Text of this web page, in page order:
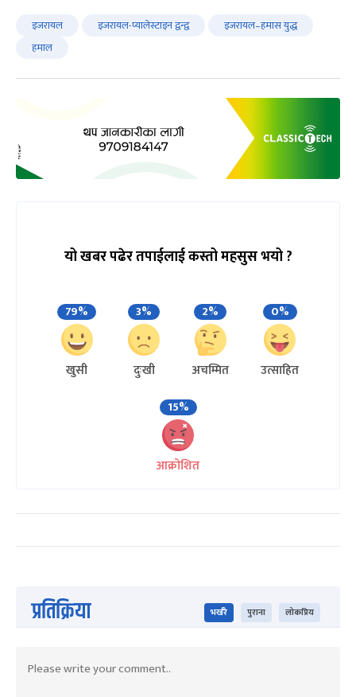
इजरायल इजरायल-प्यालेस्टाइन द्वन्द्व
इजरायल–हमास युद्ध
हमाल
यो खबर पढेर तपाईलाई कस्तो महसुस भयो ?
79%
खुसी
3%
दुःखी
2%
अचम्मित
0%
उत्साहित
15%
आक्रोशित
प्रतिक्रिया भर्खरै पुराना लोकप्रिय